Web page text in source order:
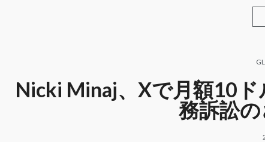
Nicki Minaj、Xで月額10
務訴訟